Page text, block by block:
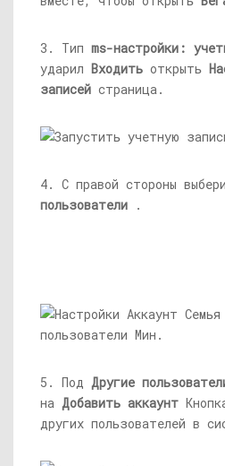
3. Тип ms-настройки:
ударил Входить открыть
записей страница.
4. С правой стороны
пользователи .
5. Под Другие
на Добавить аккаунт
других пользователей в